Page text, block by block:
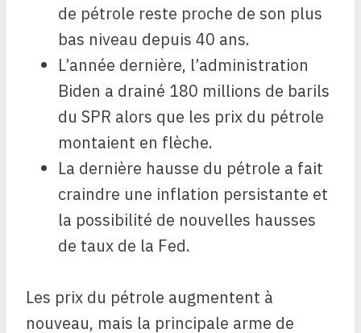
de pétrole reste proche de son plus
bas niveau depuis 40 ans.
L’année dernière, l’administration
Biden a drainé 180 millions de barils
du SPR alors que les prix du pétrole
montaient en flèche.
La dernière hausse du pétrole a fait
craindre une inflation persistante et
la possibilité de nouvelles hausses
de taux de la Fed.
Les prix du pétrole augmentent à
nouveau, mais la principale arme de